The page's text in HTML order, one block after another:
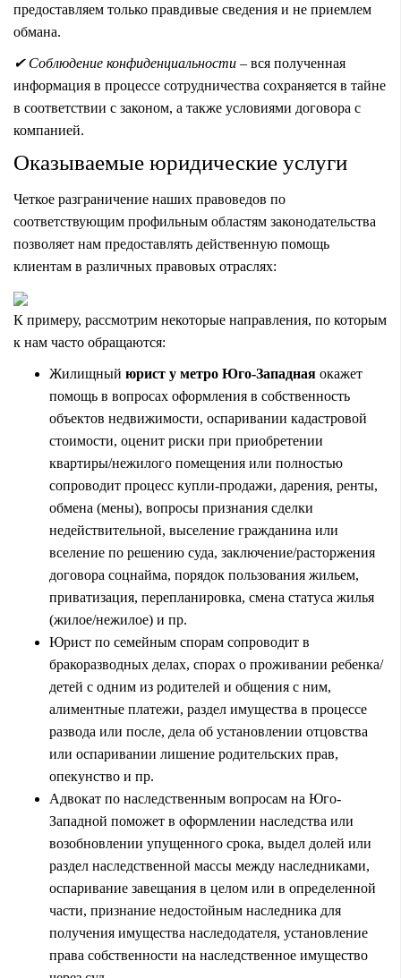
предоставляем только правдивые сведения и не приемлем
обмана.
✔ Соблюдение конфиденциальности – вся полученная
информация в процессе сотрудничества сохраняется в тайне
в соответствии с законом, а также условиями договора с
компанией.
Оказываемые юридические услуги
Четкое разграничение наших правоведов по
соответствующим профильным областям законодательства
позволяет нам предоставлять действенную помощь
клиентам в различных правовых отраслях:
К примеру, рассмотрим некоторые направления, по которым
к нам часто обращаются:
Жилищный юрист у метро Юго-Западная окажет
помощь в вопросах оформления в собственность
объектов недвижимости, оспаривании кадастровой
стоимости, оценит риски при приобретении
квартиры/нежилого помещения или полностью
сопроводит процесс купли-продажи, дарения, ренты,
обмена (мены), вопросы признания сделки
недействительной, выселение гражданина или
вселение по решению суда, заключение/расторжения
договора соцнайма, порядок пользования жильем,
приватизация, перепланировка, смена статуса жилья
(жилое/нежилое) и пр.
Юрист по семейным спорам сопроводит в
бракоразводных делах, спорах о проживании ребенка/
детей с одним из родителей и общения с ним,
алиментные платежи, раздел имущества в процессе
развода или после, дела об установлении отцовства
или оспаривании лишение родительских прав,
опекунство и пр.
Адвокат по наследственным вопросам на Юго-
Западной поможет в оформлении наследства или
возобновлении упущенного срока, выдел долей или
раздел наследственной массы между наследниками,
оспаривание завещания в целом или в определенной
части, признание недостойным наследника для
получения имущества наследодателя, установление
права собственности на наследственное имущество